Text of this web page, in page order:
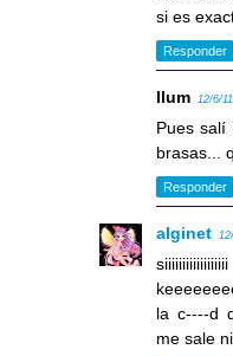
si es
Responder
llum 12/6/
Pues
brasas...
Responder
alginet
la c----d
me sale